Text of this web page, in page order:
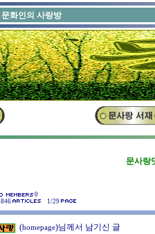
문화인의
문사랑
0
846
1/29
(homepage)님께서 남기신 글